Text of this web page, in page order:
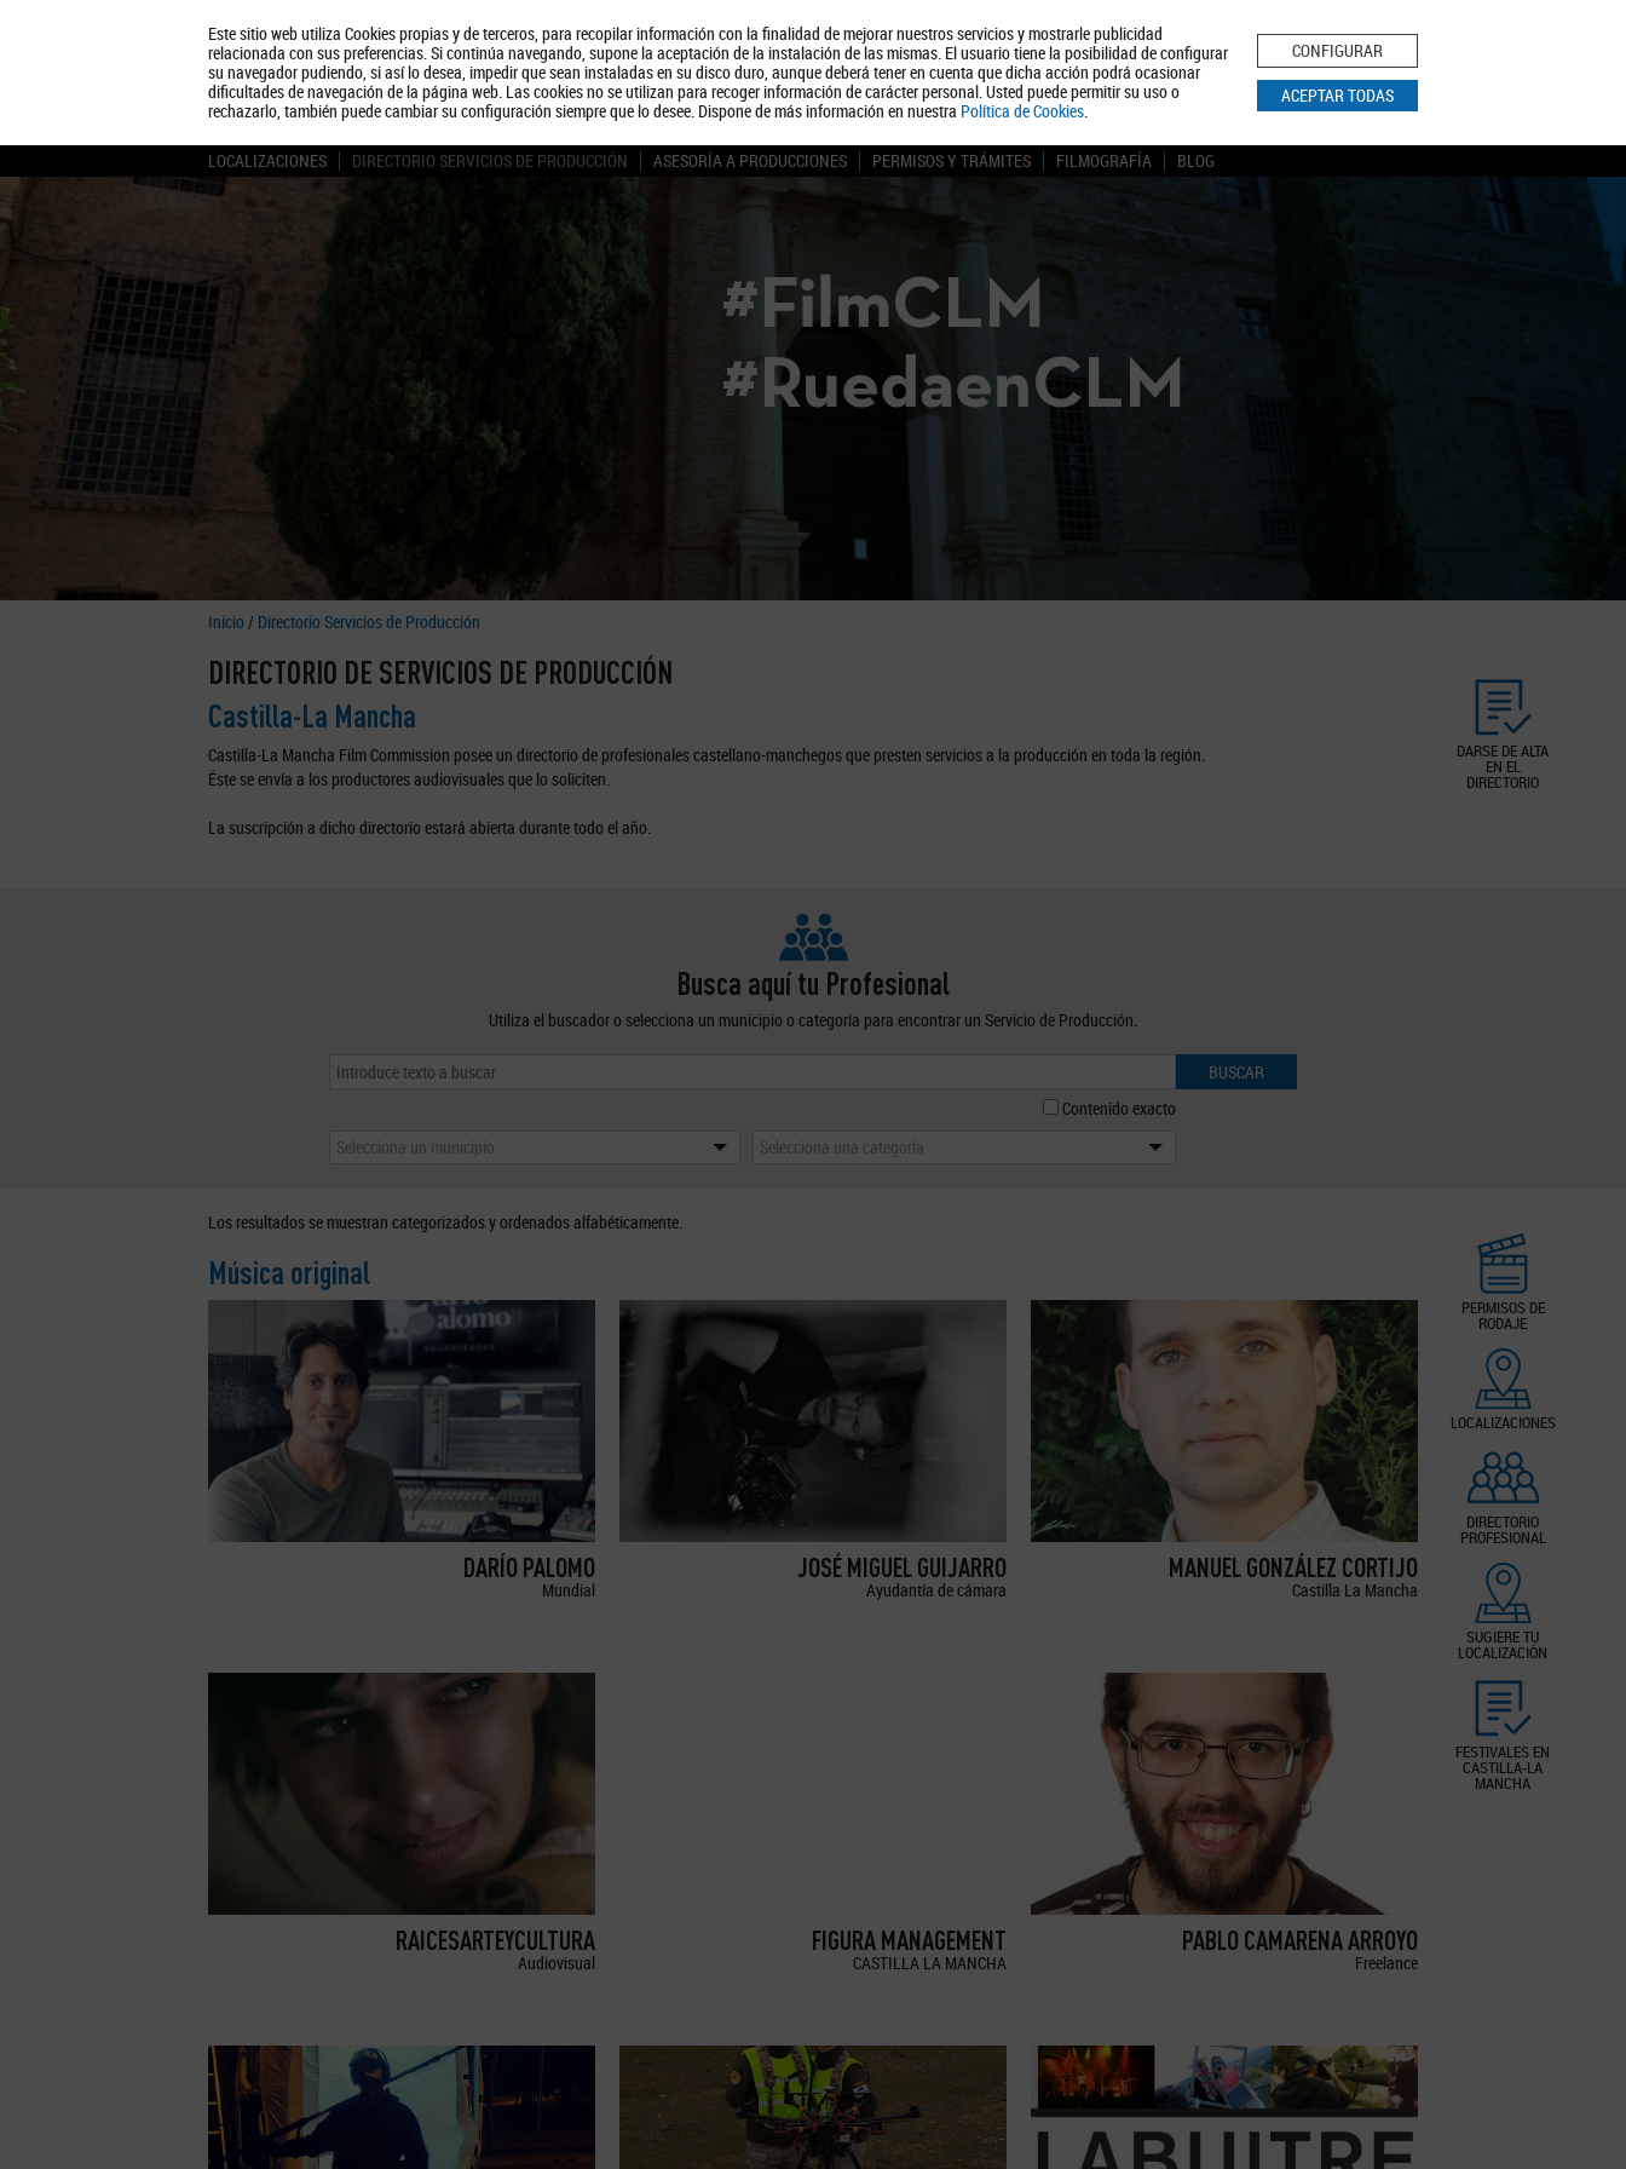
Este sitio web utiliza Cookies propias y de terceros, para recopilar información con la finalidad de mejorar nuestros servicios y mostrarle publicidad
relacionada con sus preferencias. Si continúa navegando, supone la aceptación de la instalación de las mismas. El usuario tiene la posibilidad de configurar
su navegador pudiendo, si así lo desea, impedir que sean instaladas en su disco duro, aunque deberá tener en cuenta que dicha acción podrá ocasionar
dificultades de navegación de la página web. Las cookies no se utilizan para recoger información de carácter personal. Usted puede permitir su uso o
rechazarlo, también puede cambiar su configuración siempre que lo desee. Dispone de más información en nuestra Política de Cookies.
CONFIGURAR
ACEPTAR TODAS
Quiénes somos Turismo Política de Privacidad Aviso Legal Política de Cookies
BUSCAR
LOCALIZACIONES DIRECTORIO SERVICIOS DE PRODUCCIÓN ASESORÍA A PRODUCCIONES PERMISOS Y TRÁMITES FILMOGRAFÍA BLOG
#FilmCLM
#RuedaenCLM
Inicio / Directorio Servicios de Producción
DARSE DE ALTA
EN EL
DIRECTORIO
DIRECTORIO DE SERVICIOS DE PRODUCCIÓN
Castilla-La Mancha
Castilla-La Mancha Film Commission posee un directorio de profesionales castellano-manchegos que presten servicios a la producción en toda la región.
Éste se envía a los productores audiovisuales que lo soliciten.
La suscripción a dicho directorio estará abierta durante todo el año.
Busca aquí tu Profesional
Utiliza el buscador o selecciona un municipio o categoría para encontrar un Servicio de Producción.
BUSCAR
Contenido exacto
Selecciona un municipio
Selecciona una categoría
PERMISOS DE
RODAJE
LOCALIZACIONES
DIRECTORIO
PROFESIONAL
SUGIERE TU
LOCALIZACIÓN
FESTIVALES EN
CASTILLA-LA
MANCHA
Los resultados se muestran categorizados y ordenados alfabéticamente.
Música original
DARÍO PALOMO
Mundial
JOSÉ MIGUEL GUIJARRO
Ayudantía de cámara
MANUEL GONZÁLEZ CORTIJO
Castilla La Mancha
RAICESARTEYCULTURA
Audiovisual
FIGURA MANAGEMENT
CASTILLA LA MANCHA
PABLO CAMARENA ARROYO
Freelance